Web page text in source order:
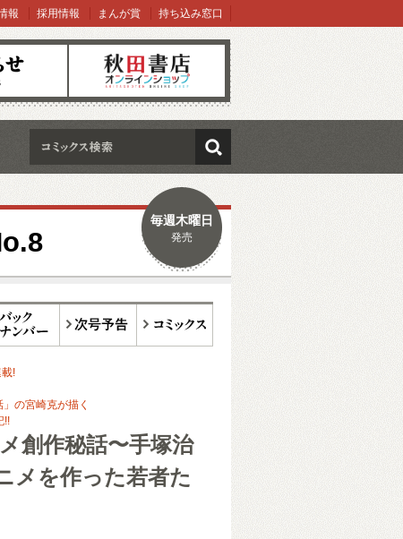
オンラインショップ
報 採用情報 まんが賞 持ち込み窓口
検索
毎週木曜日
発売
!
」の宮崎克が描く
!!
創作秘話〜手塚治
メを作った若者た